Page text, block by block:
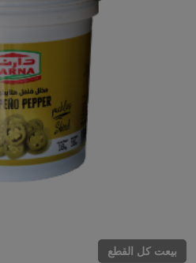
بيعت كل القطع